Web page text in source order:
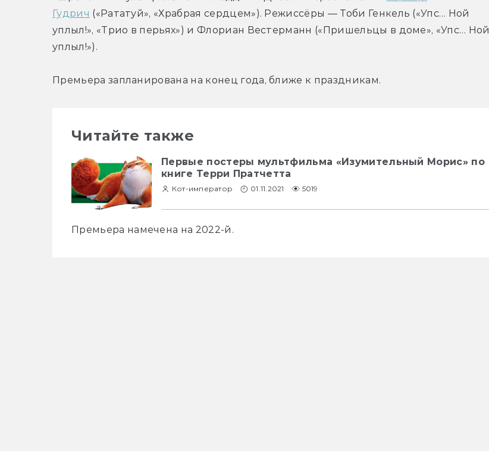
Гудрич («Рататуй», «Храбрая сердцем»). Режиссёры — Тоби Генкель («Упс… Ной
уплыл!», «Трио в перьях») и Флориан Вестерманн («Пришельцы в доме», «Упс… Ной
уплыл!»).
Премьера запланирована на конец года, ближе к праздникам.
Читайте также
Первые постеры мультфильма «Изумительный Морис» по
книге Терри Пратчетта
Кот-император 01.11.2021 5019
Премьера намечена на 2022-й.